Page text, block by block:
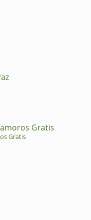
Gratis
Gratis